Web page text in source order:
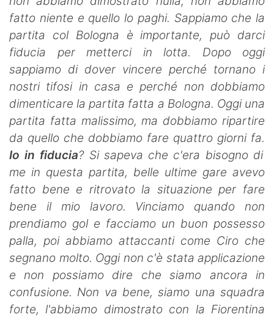
fatto niente e quello lo paghi. Sappiamo che la
partita col Bologna è importante, può darci
fiducia per metterci in lotta. Dopo oggi
sappiamo di dover vincere perché tornano i
nostri tifosi in casa e perché non dobbiamo
dimenticare la partita fatta a Bologna. Oggi una
partita fatta malissimo, ma dobbiamo ripartire
da quello che dobbiamo fare quattro giorni fa.
Io in fiducia? Si sapeva che c'era bisogno di
me in questa partita, belle ultime gare avevo
fatto bene e ritrovato la situazione per fare
bene il mio lavoro. Vinciamo quando non
prendiamo gol e facciamo un buon possesso
palla, poi abbiamo attaccanti come Ciro che
segnano molto. Oggi non c'è stata applicazione
e non possiamo dire che siamo ancora in
confusione. Non va bene, siamo una squadra
forte, l'abbiamo dimostrato con la Fiorentina